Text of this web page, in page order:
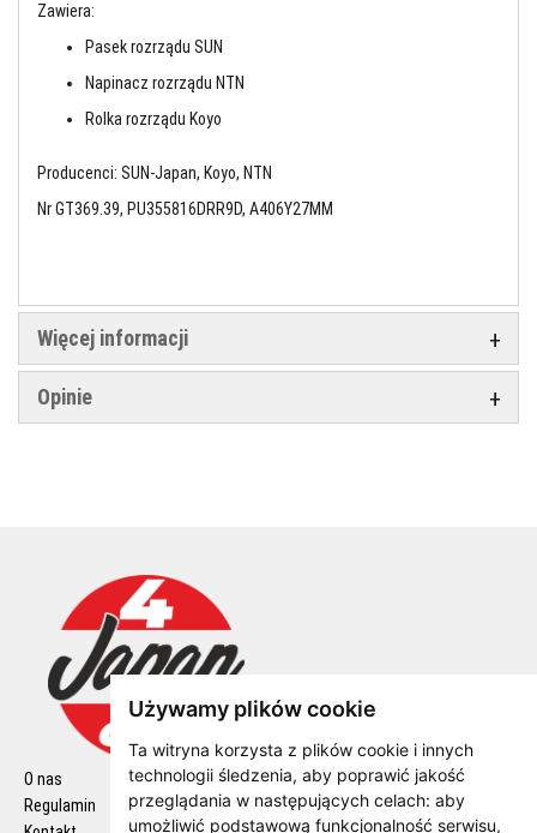
Używamy plików cookie
Ta witryna korzysta z plików cookie i innych
technologii śledzenia, aby poprawić jakość
przeglądania w następujących celach:aby
umożliwić podstawową funkcjonalność serwisu,
Zawiera:
Pasek rozrządu SUN
Napinacz rozrządu NTN
Rolka rozrządu Koyo
Producenci: SUN-Japan, Koyo, NTN
Nr GT369.39, PU355816DRR9D, A406Y27MM
Więcej informacji
Opinie
O nas
Regulamin
Polityka Cookie
Polityka Prywatności